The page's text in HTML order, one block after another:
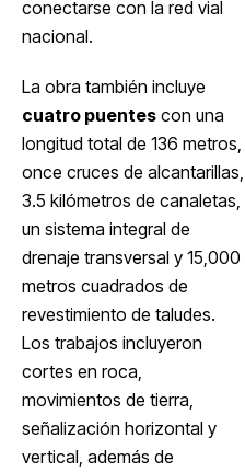
conectarse con la red vial
nacional.
La obra también incluye
cuatro puentes con una
longitud total de 136 metros,
once cruces de alcantarillas,
3.5 kilómetros de canaletas,
un sistema integral de
drenaje transversal y 15,000
metros cuadrados de
revestimiento de taludes.
Los trabajos incluyeron
cortes en roca,
movimientos de tierra,
señalización horizontal y
vertical, además de